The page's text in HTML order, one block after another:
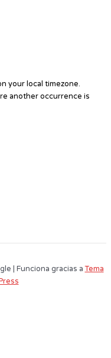
your local timezone.
another occurrence is
| Funciona gracias aTema